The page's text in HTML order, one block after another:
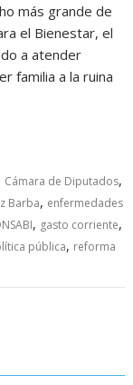
más grande de
el Bienestar, el
a atender
familia a la ruina
Cámara de Diputados,
Barba, enfermedades
, gasto corriente,
pública, reforma